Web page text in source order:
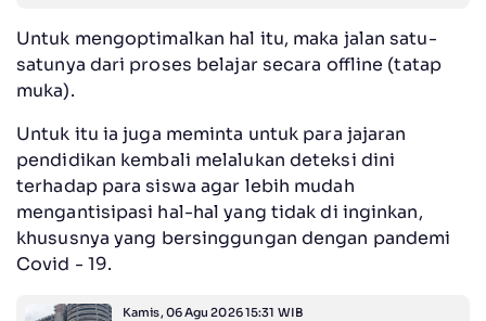
Untuk mengoptimalkan hal itu, maka jalan satu-
satunya dari proses belajar secara offline (tatap
muka).
Untuk itu ia juga meminta untuk para jajaran
pendidikan kembali melalukan deteksi dini
terhadap para siswa agar lebih mudah
mengantisipasi hal-hal yang tidak di inginkan,
khususnya yang bersinggungan dengan pandemi
Covid - 19.
Kamis, 06 Agu 2026 15:31 WIB